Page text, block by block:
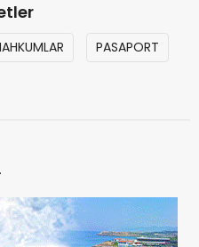
PASAPORT